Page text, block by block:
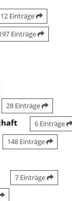
12 Einträge
Einträge
28 Einträge
6 Einträge
148 Einträge
7 Einträge